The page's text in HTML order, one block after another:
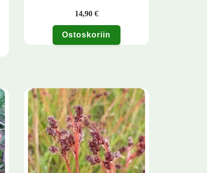
5,90 € - 25,50 €
14,90 €
Ostoskoriin